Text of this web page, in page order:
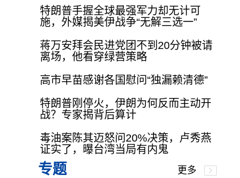
特朗普手握全球最强军力却无计可
施，外媒揭美伊战争“无解三选一”
蒋万安拜会民进党团不到20分钟被请
离场，他看穿绿营策略
高市早苗感谢各国慰问“独漏赖清德”
特朗普刚停火，伊朗为何反而主动开
战？专家揭背后算计
毒油案陈其迈怒问20%决策，卢秀燕
证实了，曝台湾当局有内鬼
专题 更多